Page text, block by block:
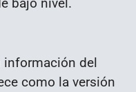
información del
como la versión